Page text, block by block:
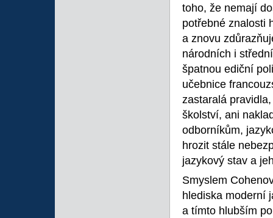
toho, že nemají
potřebné znalosti
a znovu
národních i
špatnou ediční
učebnice
zastaralá
školství, ani
odborníkům,
hrozit stále
jazykový stav a
Smyslem
hlediska moderní
a tímto hlubším